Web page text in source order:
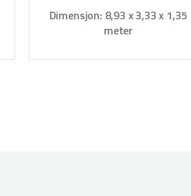
Dimensjon: 8,93 x 3,33 x 1,35
meter